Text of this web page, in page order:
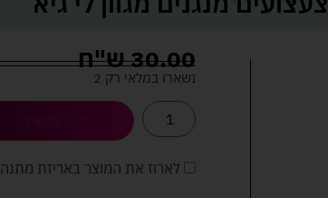
30.00ש"ח
נשארו במלאי רק 2
לארוז את המוצר באריזת מתנה